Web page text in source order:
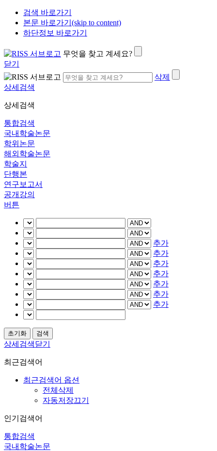
검색 바로가기
본문 바로가기(skip to content)
하단정보 바로가기
무엇을 찾고 계세요?
닫기
삭제
상세검색
상세검색
통합검색
국내학술논문
학위논문
해외학술논문
학술지
단행본
연구보고서
공개강의
버튼
추가
추가
추가
추가
추가
추가
추가
상세검색닫기
최근검색어
최근검색어 옵션
전체삭제
자동저장끄기
인기검색어
통합검색
국내학술논문